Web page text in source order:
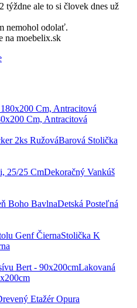
týždne ale to si človek dnes už
nemohol odolať.
na moebelix.sk
Cm, Antracitová
Barová Stolička
Dekoračný Vankúš
Detská Posteľná
Stolička K
Lakovaná
Etažér Opura